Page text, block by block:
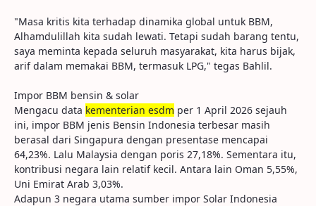
"Masa kritis kita terhadap dinamika global untuk BBM,
Alhamdulillah kita sudah lewati. Tetapi sudah barang tentu,
saya meminta kepada seluruh masyarakat, kita harus bijak,
arif dalam memakai BBM, termasuk LPG," tegas Bahlil.
Impor BBM bensin & solar
Mengacu data kementerian esdm per 1 April 2026 sejauh
ini, impor BBM jenis Bensin Indonesia terbesar masih
berasal dari Singapura dengan presentase mencapai
64,23%. Lalu Malaysia dengan poris 27,18%. Sementara itu,
kontribusi negara lain relatif kecil. Antara lain Oman 5,55%,
Uni Emirat Arab 3,03%.
Adapun 3 negara utama sumber impor Solar Indonesia